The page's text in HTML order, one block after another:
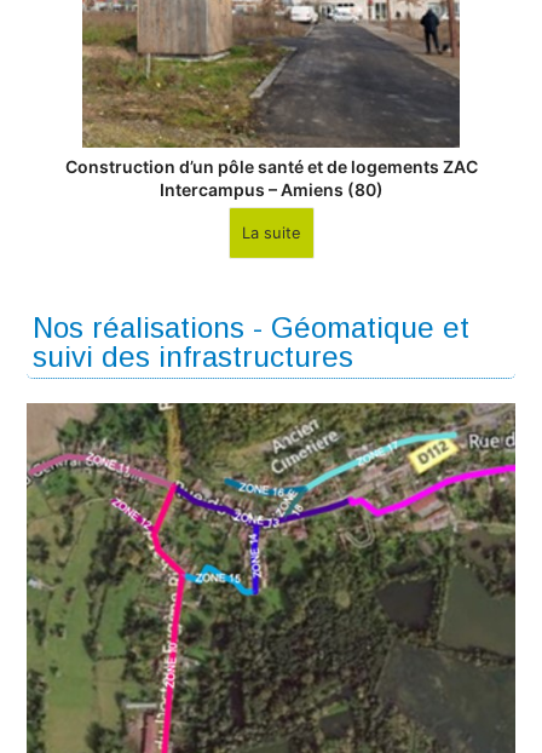
Construction d’un pôle santé et de logements ZAC
Intercampus – Amiens (80)
La suite
Nos réalisations - Géomatique et
suivi des infrastructures